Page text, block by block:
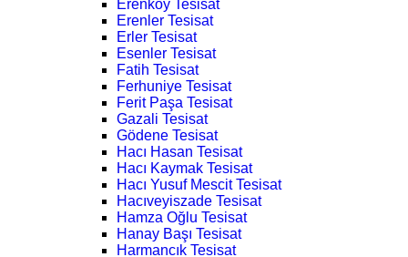
Erenköy Tesisat
Erenler Tesisat
Erler Tesisat
Esenler Tesisat
Fatih Tesisat
Ferhuniye Tesisat
Ferit Paşa Tesisat
Gazali Tesisat
Gödene Tesisat
Hacı Hasan Tesisat
Hacı Kaymak Tesisat
Hacı Yusuf Mescit Tesisat
Hacıveyiszade Tesisat
Hamza Oğlu Tesisat
Hanay Başı Tesisat
Harmancık Tesisat